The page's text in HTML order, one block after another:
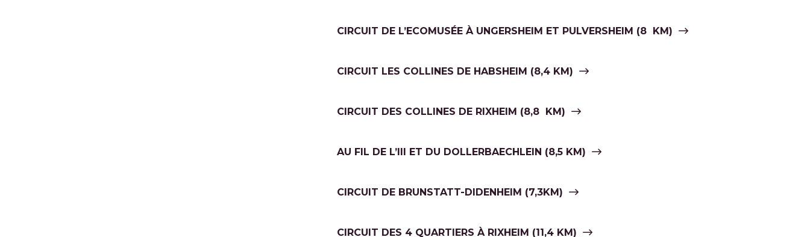
CIRCUIT DE L’ECOMUSÉE À UNGERSHEIM ET PULVERSHEIM (8 KM)
CIRCUIT LES COLLINES DE HABSHEIM (8,4 KM)
CIRCUIT DES COLLINES DE RIXHEIM (8,8 KM)
AU FIL DE L’III ET DU DOLLERBAECHLEIN (8,5 KM)
CIRCUIT DE BRUNSTATT-DIDENHEIM (7,3KM)
CIRCUIT DES 4 QUARTIERS À RIXHEIM (11,4 KM)